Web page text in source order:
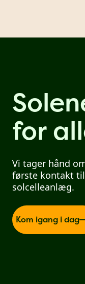
for
Vi tager hånd
første kontakt
solcelleanlæg.
Kom igang i dag